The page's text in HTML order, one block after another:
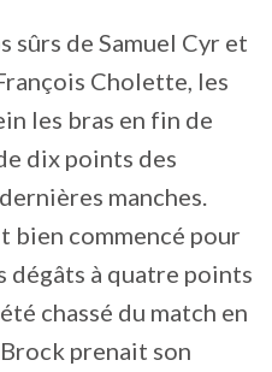
sûrs de Samuel Cyr et
Cholette, les
les bras en fin de
dix points des
manches.
bien commencé pour
dégâts à quatre points
chassé du match en
prenait son